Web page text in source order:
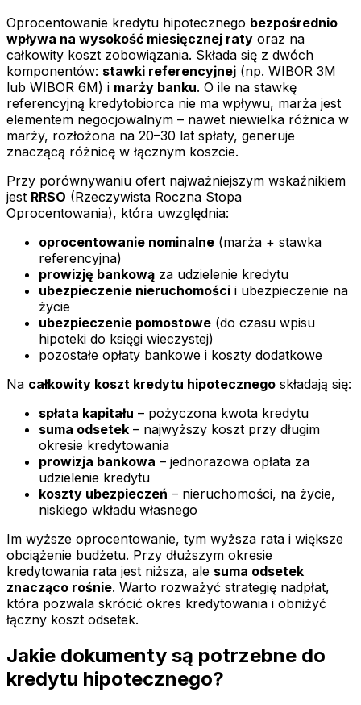
Oprocentowanie kredytu hipotecznego bezpośrednio
wpływa na wysokość miesięcznej raty oraz na
całkowity koszt zobowiązania. Składa się z dwóch
komponentów: stawki referencyjnej (np. WIBOR 3M
lub WIBOR 6M) i marży banku. O ile na stawkę
referencyjną kredytobiorca nie ma wpływu, marża jest
elementem negocjowalnym – nawet niewielka różnica w
marży, rozłożona na 20–30 lat spłaty, generuje
znaczącą różnicę w łącznym koszcie.
Przy porównywaniu ofert najważniejszym wskaźnikiem
jest RRSO (Rzeczywista Roczna Stopa
Oprocentowania), która uwzględnia:
oprocentowanie nominalne (marża + stawka
referencyjna)
prowizję bankową za udzielenie kredytu
ubezpieczenie nieruchomości i ubezpieczenie na
życie
ubezpieczenie pomostowe (do czasu wpisu
hipoteki do księgi wieczystej)
pozostałe opłaty bankowe i koszty dodatkowe
Na całkowity koszt kredytu hipotecznego składają się:
spłata kapitału – pożyczona kwota kredytu
suma odsetek – najwyższy koszt przy długim
okresie kredytowania
prowizja bankowa – jednorazowa opłata za
udzielenie kredytu
koszty ubezpieczeń – nieruchomości, na życie,
niskiego wkładu własnego
Im wyższe oprocentowanie, tym wyższa rata i większe
obciążenie budżetu. Przy dłuższym okresie
kredytowania rata jest niższa, ale suma odsetek
znacząco rośnie. Warto rozważyć strategię nadpłat,
która pozwala skrócić okres kredytowania i obniżyć
łączny koszt odsetek.
Jakie dokumenty są potrzebne do
kredytu hipotecznego?